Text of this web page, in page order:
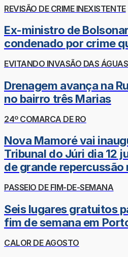
REVISÃO DE CRIME INEXISTENTE
Ex-ministro de
condenado por crime
EVITANDO INVASÃO DAS ÁGUAS
Drenagem avança na
no bairro três Marias
24º COMARCA DE RO
Nova Mamoré vai
Tribunal do Júri dia 12
de grande
PASSEIO DE FIM-DE-SEMANA
Seis lugares gratuitos
fim de semana em
CALOR DE AGOSTO